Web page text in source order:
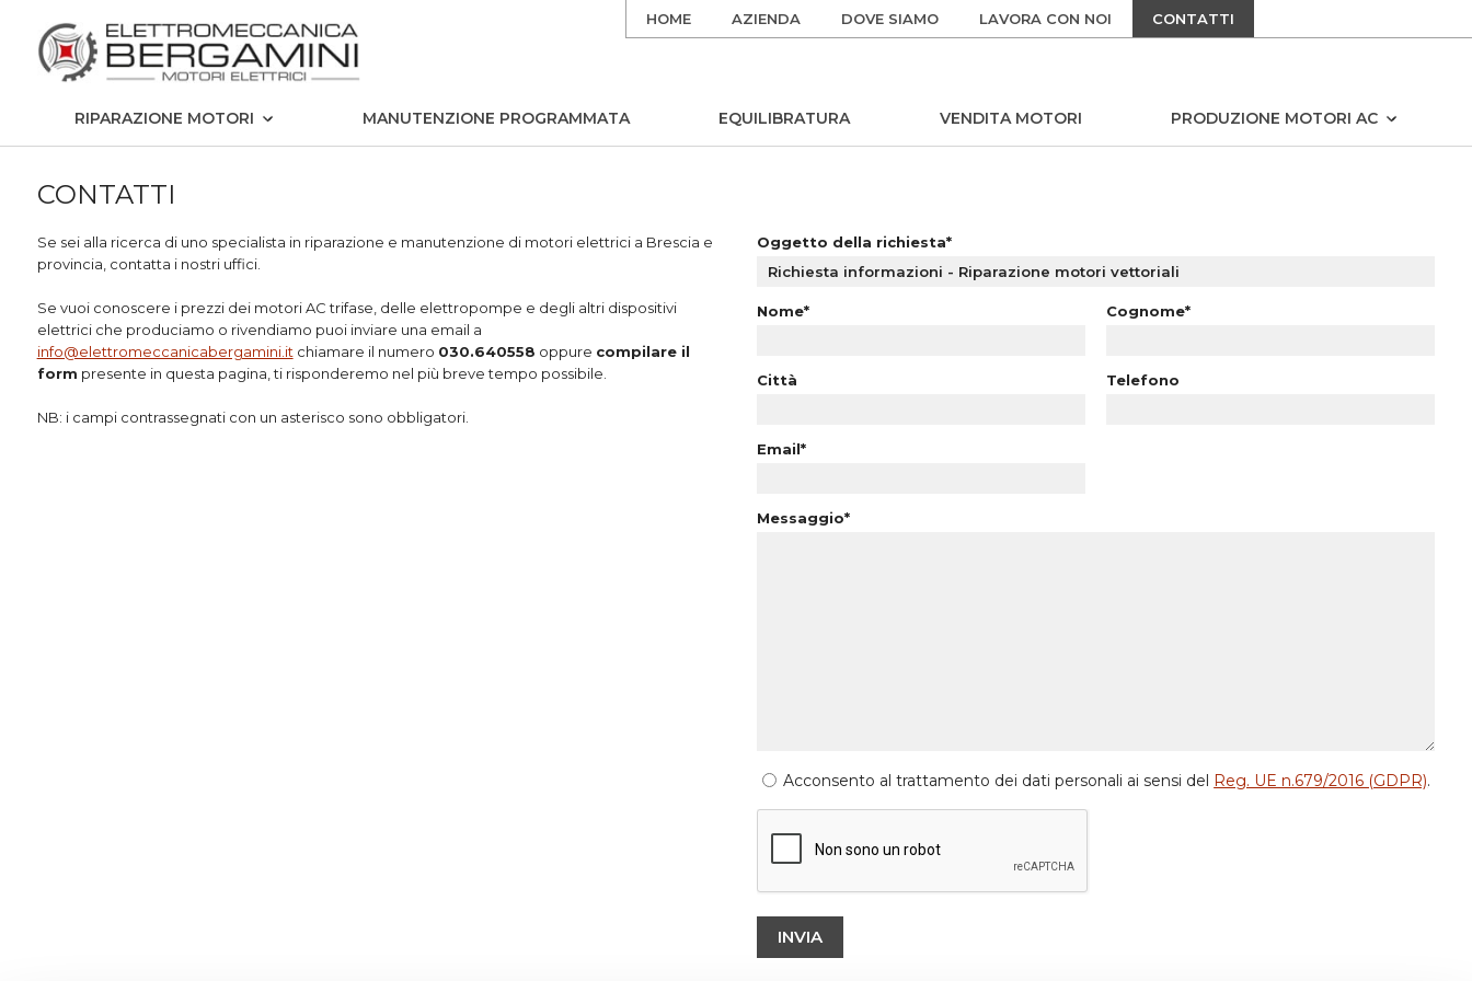
HOME AZIENDA DOVE SIAMO LAVORA CON NOI CONTATTI
RIPARAZIONE MOTORI MANUTENZIONE PROGRAMMATA EQUILIBRATURA VENDITA MOTORI PRODUZIONE MOTORI AC
CONTATTI
Se sei alla ricerca di uno specialista in riparazione e manutenzione di motori elettrici a Brescia e
provincia, contatta i nostri uffici.
Se vuoi conoscere i prezzi dei motori AC trifase, delle elettropompe e degli altri dispositivi
elettrici che produciamo o rivendiamo puoi inviare una email a
info@elettromeccanicabergamini.it chiamare il numero 030.640558 oppure compilare il
form presente in questa pagina, ti risponderemo nel più breve tempo possibile.
NB: i campi contrassegnati con un asterisco sono obbligatori.
Oggetto della richiesta*
Nome* Cognome*
Città Telefono
Email*
Messaggio*
Acconsento al trattamento dei dati personali ai sensi del Reg. UE n.679/2016 (GDPR).